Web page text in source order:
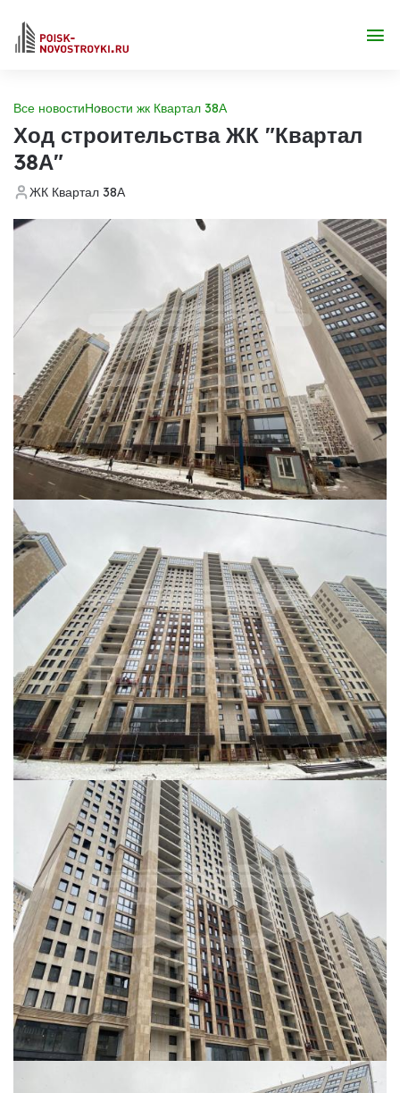
Все новостиНовости жк Квартал 38А
Ход строительства ЖК "Квартал
38А"
ЖК Квартал 38А